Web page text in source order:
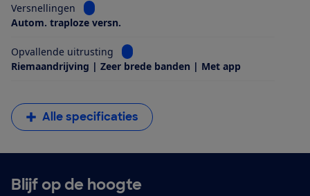
Versnellingen
Bekijk informatie voor Versnellingen
Autom. traploze versn.
Opvallende uitrusting
Bekijk informatie voor Opvallende
Riemaandrijving | Zeer brede banden | Met app
Alle specificaties
Blijf op de hoogte